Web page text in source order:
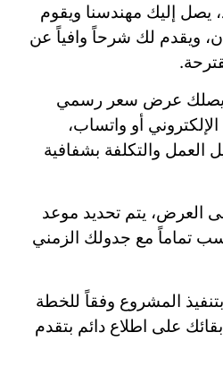
يصل إليك مهندسنا ويقوم
ويقدم لك شرحاً وافياً عن
يصلك عرض سعر رسمي
أو واتساب،
العمل والتكلفة بشفافية
العرض، يتم تحديد موعد
تماماً مع جدولك الزمني
المشروع وفقاً للخطة
على اطلاع دائم بتقدم